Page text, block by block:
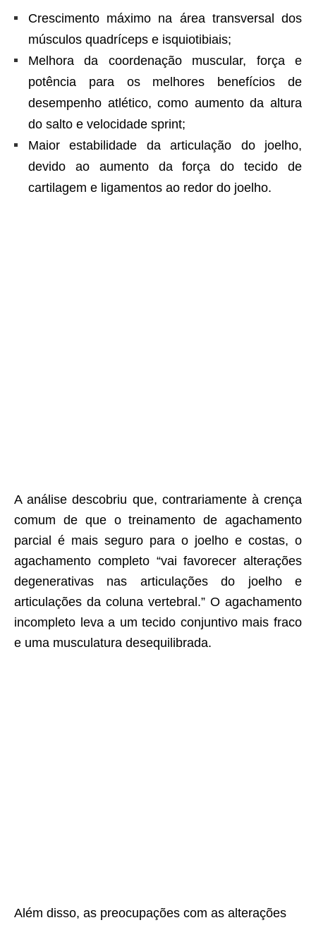
Crescimento máximo na área transversal dos
músculos quadríceps e isquiotibiais;
Melhora da coordenação muscular, força e
potência para os melhores benefícios de
desempenho atlético, como aumento da altura
do salto e velocidade sprint;
Maior estabilidade da articulação do joelho,
devido ao aumento da força do tecido de
cartilagem e ligamentos ao redor do joelho.
A análise descobriu que, contrariamente à crença
comum de que o treinamento de agachamento
parcial é mais seguro para o joelho e costas, o
agachamento completo “vai favorecer alterações
degenerativas nas articulações do joelho e
articulações da coluna vertebral.” O agachamento
incompleto leva a um tecido conjuntivo mais fraco
e uma musculatura desequilibrada.
Além disso, as preocupações com as alterações